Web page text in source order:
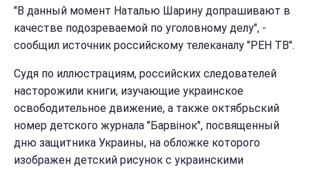
"В данный момент Наталью Шарину допрашивают в
качестве подозреваемой по уголовному делу", -
сообщил источник российскому телеканалу "РЕН ТВ".
Судя по иллюстрациям, российских следователей
насторожили книги, изучающие украинское
освободительное движение, а также октябрьский
номер детского журнала "Барвінок", посвященный
дню защитника Украины, на обложке которого
изображен детский рисунок с украинскими